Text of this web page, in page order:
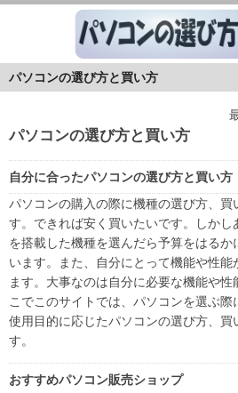
パソコンの選び方と買い方
パソコンの選び方と買い方
自分に合ったパソコンの選び方と買い方
パソコンの購入の際に機種の選び方、買
す。できれば安く買いたいです。しか
を搭載した機種を選んだら予算をはる
います。また、自分にとって機能や性
ます。大事なのは自分に必要な機能や
こでこのサイトでは、パソコンを選ぶ際
使用目的に応じたパソコンの選び方、買
す。
おすすめパソコン販売ショップ